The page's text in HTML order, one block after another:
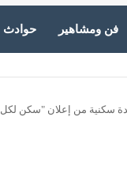
فن ومشاهير حوادث
سكنية من إعلان "سكن لكل